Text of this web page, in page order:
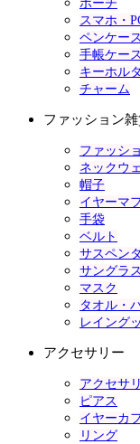
ポーチ
スマホ・
ペンケース
手帳ケー
キーホル
チャーム
ファッション
ファッシ
ネックウ
帽子
イヤーマ
手袋
ベルト
サスペン
サングラ
マスク
タオル・
レイング
アクセサリー
アクセサ
ピアス
イヤーカ
リング